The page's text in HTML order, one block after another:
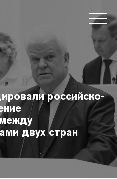
российско-
двух стран